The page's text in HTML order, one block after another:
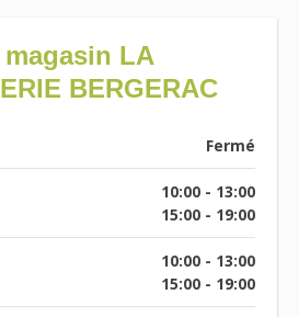
LA
BERGERAC
Fermé
10:00 - 13:00
15:00 - 19:00
10:00 - 13:00
15:00 - 19:00